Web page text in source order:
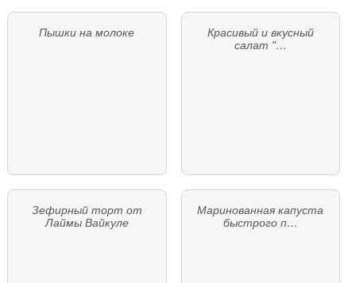
Пышки на молоке
Красивый и вкусный
салат "…
Зефирный торт от
Лаймы Вайкуле
Маринованная капуста
быстрого п…